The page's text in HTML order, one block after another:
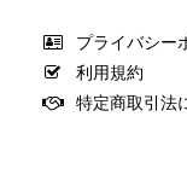
プライバシー
利用規約
特定商取引法